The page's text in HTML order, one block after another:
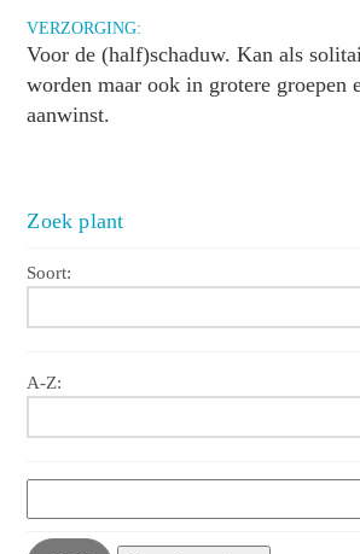
VERZORGING:
Voor de (half)schaduw. Kan als
worden maar ook in grotere groepen
aanwinst.
Zoek plant
Soort:
A-Z: